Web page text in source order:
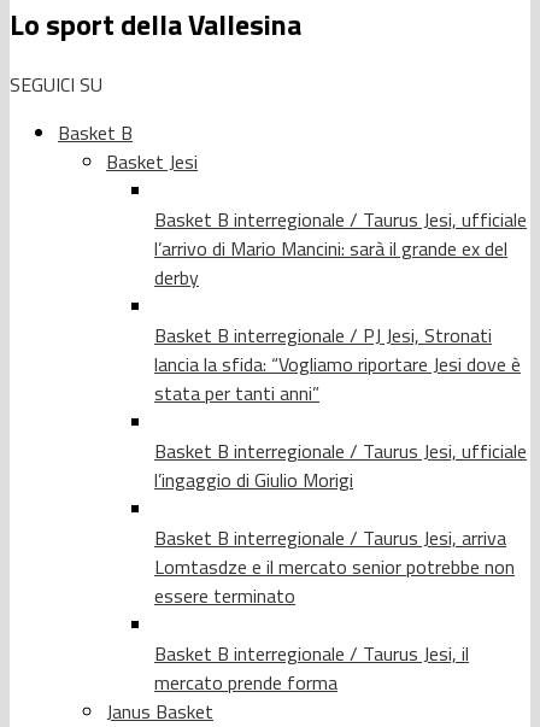
Lo sport della Vallesina
SEGUICI SU
Basket B
Basket Jesi
Basket B interregionale / Taurus Jesi, ufficiale
l’arrivo di Mario Mancini: sarà il grande ex del
derby
Basket B interregionale / PJ Jesi, Stronati
lancia la sfida: “Vogliamo riportare Jesi dove è
stata per tanti anni”
Basket B interregionale / Taurus Jesi, ufficiale
l’ingaggio di Giulio Morigi
Basket B interregionale / Taurus Jesi, arriva
Lomtasdze e il mercato senior potrebbe non
essere terminato
Basket B interregionale / Taurus Jesi, il
mercato prende forma
Janus Basket